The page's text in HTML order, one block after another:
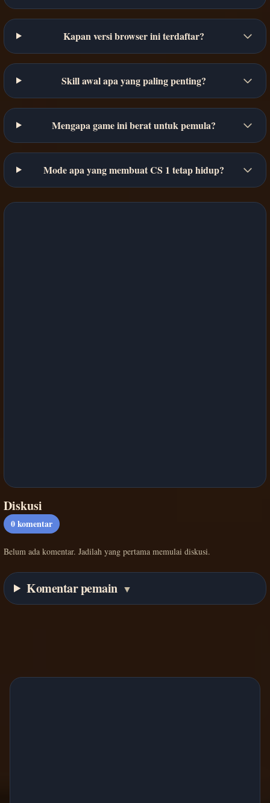
Kapan versi browser ini terdaftar?
Skill awal apa yang paling penting?
Mengapa game ini berat untuk pemula?
Mode apa yang membuat CS 1 tetap hidup?
Diskusi
0komentar
Belum ada komentar. Jadilah yang pertama memulai diskusi.
Komentar pemain ▼